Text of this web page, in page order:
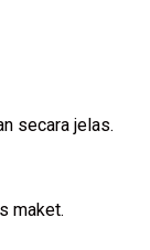
secara jelas.
maket.